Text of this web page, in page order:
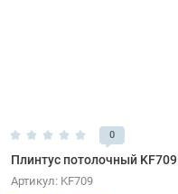
0
Плинтус потолочный KF709
Артикул: KF709